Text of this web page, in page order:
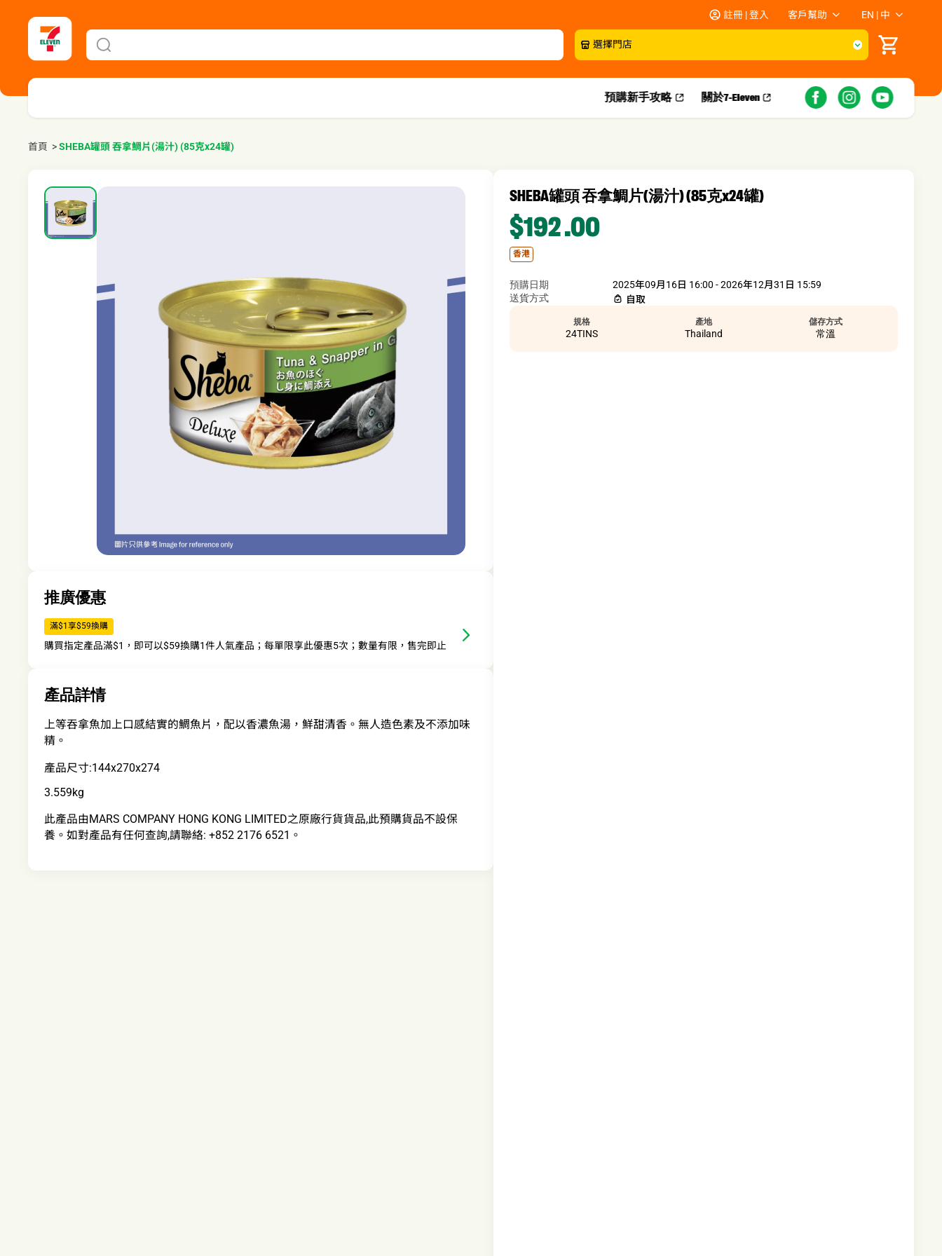
註冊 | 登入 客戶幫助 EN | 中
選擇門店
預購新手攻略​ 關於7-Eleven
首頁 >SHEBA罐頭 吞拿鯛片(湯汁) (85克x24罐)
推廣優惠
滿$1享$59換購
購買指定產品滿$1，即可以$59換購1件人氣產品；每單限享此優惠5次；數量有限，售完即止
產品詳情
上等吞拿魚加上口感結實的鯛魚片，配以香濃魚湯，鮮甜清香。無人造色素及不添加味
精。
產品尺寸:144x270x274
3.559kg
此產品由MARS COMPANY HONG KONG LIMITED之原廠行貨貨品,此預購貨品不設保
養。如對產品有任何查詢,請聯絡: +852 2176 6521。
SHEBA罐頭 吞拿鯛片(湯汁) (85克x24罐)
$192.00
香港
預購日期
2025年09月16日 16:00 - 2026年12月31日 15:59
送貨方式
自取
規格
24TINS
產地
Thailand
儲存方式
常溫